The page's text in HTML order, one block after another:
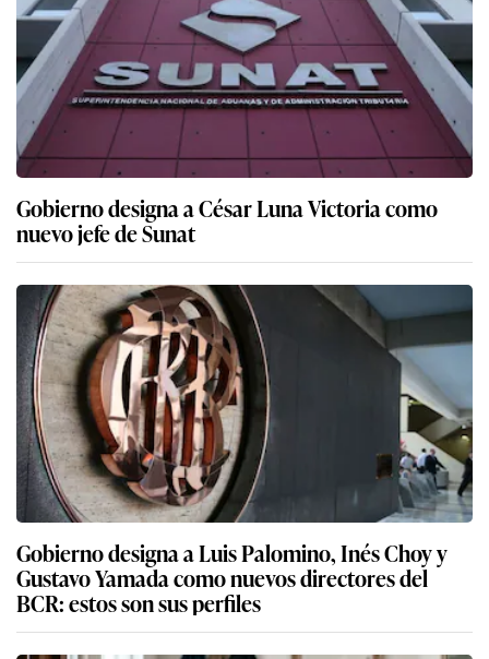
Gobierno designa a César Luna Victoria como
nuevo jefe de Sunat
Gobierno designa a Luis Palomino, Inés Choy y
Gustavo Yamada como nuevos directores del
BCR: estos son sus perfiles